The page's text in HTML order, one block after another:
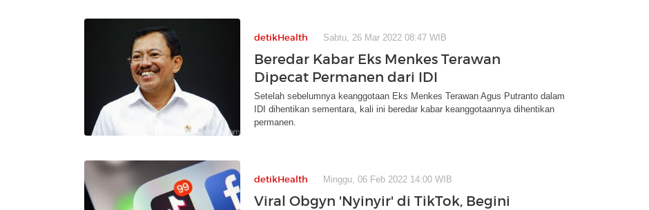
detikHealth Sabtu, 26 Mar 2022 08:47 WIB
Beredar Kabar Eks Menkes Terawan
Dipecat Permanen dari IDI
Setelah sebelumnya keanggotaan Eks Menkes Terawan Agus Putranto dalam
IDI dihentikan sementara, kali ini beredar kabar keanggotaannya dihentikan
permanen.
detikHealth Minggu, 06 Feb 2022 14:00 WIB
Viral Obgyn 'Nyinyir' di TikTok, Begini